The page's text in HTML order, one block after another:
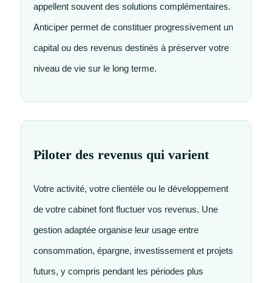
appellent souvent des solutions complémentaires.
Anticiper permet de constituer progressivement un
capital ou des revenus destinés à préserver votre
niveau de vie sur le long terme.
Piloter des revenus qui varient
Votre activité, votre clientèle ou le développement
de votre cabinet font fluctuer vos revenus. Une
gestion adaptée organise leur usage entre
consommation, épargne, investissement et projets
futurs, y compris pendant les périodes plus